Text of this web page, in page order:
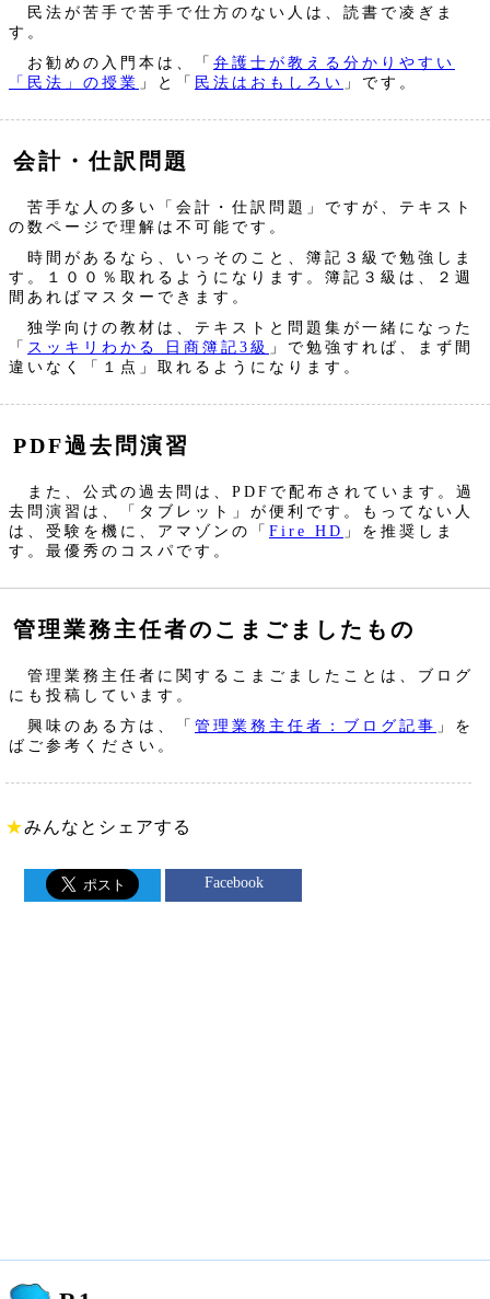
民法が苦手で苦手で仕方のない人は、読書で凌ぎま
す。
お勧めの入門本は、「 弁護士が教える分かりやすい
「民法」の授業 」と「 民法はおもしろい 」です。
会計・仕訳問題
苦手な人の多い「会計・仕訳問題」ですが、テキスト
の数ページで理解は不可能です。
時間があるなら、いっそのこと、簿記３級で勉強しま
す。１００％取れるようになります。簿記３級は、２週
間あればマスターできます。
独学向けの教材は、テキストと問題集が一緒になった
「 スッキリわかる 日商簿記3級
」で勉強すれば、まず間
違いなく「１点」取れるようになります。
PDF過去問演習
また、公式の過去問は、PDFで配布されています。過
去問演習は、「タブレット」が便利です。もってない人
は、受験を機に、アマゾンの「 Fire HD 」を推奨しま
す。最優秀のコスパです。
管理業務主任者のこまごましたもの
管理業務主任者に関するこまごましたことは、ブログ
にも投稿しています。
興味のある方は、「 管理業務主任者：ブログ記事 」を
ばご参考ください。
★みんなとシェアする
Facebook